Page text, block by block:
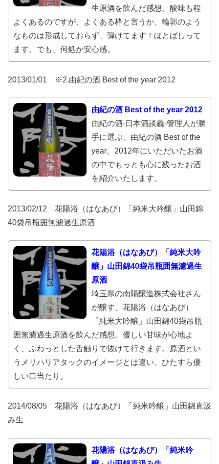
生原酒を飲んだ感想。酸味も程
よくあるのですが、よくある枠と言うか、輪郭のよう
なものは形成しておらず、弾けてます！ほとばしって
ます。でも、何処か安心感。
2013/01/01 ※2.由紀の酒 Best of the year 2012
由紀の酒 Best of the year 2012
由紀の酒-日本酒談義-管理人が勝
手に選ぶ、由紀の酒 Best of the
year。2012年にいただいたお酒
の中でもっとも心に残ったお酒
を紹介いたします。
2013/02/12 花陽浴（はなあび）「純米大吟醸」山田錦
40袋吊瓶囲無濾過生原酒
花陽浴（はなあび）「純米大吟
醸」山田錦40袋吊瓶囲無濾過生
原酒
埼玉県の南陽醸造株式会社さん
が醸す、花陽浴（はなあび）
「純米大吟醸」山田錦40袋吊瓶
囲無濾過生原酒を飲んだ感想。優しい甘味が心地よ
く、ふわっとした舌触りで抜けて行きます。原酒とい
うメリハリアタックのイメージとは違い、ひたすら優
しい口当たり。
2014/08/05 花陽浴（はなあび）「純米吟醸」山田錦直汲
み生
花陽浴（はなあび）「純米吟